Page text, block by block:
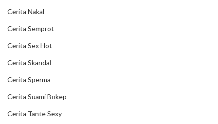
Cerita Nakal
Cerita Semprot
Cerita Sex Hot
Cerita Skandal
Cerita Sperma
Cerita Suami Bokep
Cerita Tante Sexy